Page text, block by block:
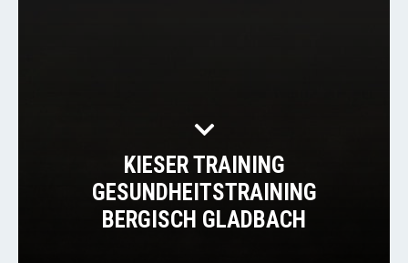
KIESER TRAINING
GESUNDHEITSTRAINING
BERGISCH GLADBACH